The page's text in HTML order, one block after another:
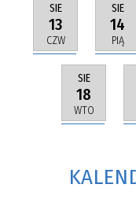
SIE
13
CZW
SIE
14
PIĄ
SIE
18
WTO